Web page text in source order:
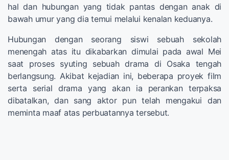
hal dan hubungan yang tidak pantas dengan anak di
bawah umur yang dia temui melalui kenalan keduanya.
Hubungan dengan seorang siswi sebuah sekolah
menengah atas itu dikabarkan dimulai pada awal Mei
saat proses syuting sebuah drama di Osaka tengah
berlangsung. Akibat kejadian ini, beberapa proyek film
serta serial drama yang akan ia perankan terpaksa
dibatalkan, dan sang aktor pun telah mengakui dan
meminta maaf atas perbuatannya tersebut.